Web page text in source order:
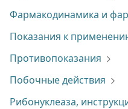
Фармакодинамика и
Показания к
Противопоказания
Побочные действия
Рибонуклеаза,